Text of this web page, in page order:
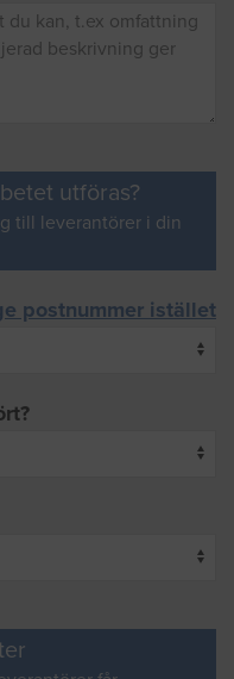
utföras?
till leverantörer i din
postnummer istället